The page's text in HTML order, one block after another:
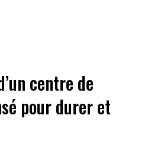
centre de
pour durer et